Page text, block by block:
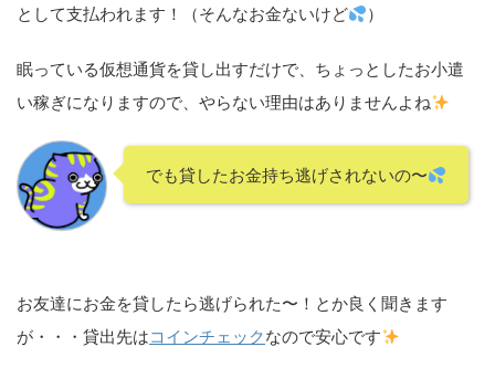
として支払われます！（そんなお金ないけど
）
眠っている仮想通貨を貸し出すだけで、ちょっとしたお小遣
い稼ぎになりますので、やらない理由はありませんよね
でも貸したお金持ち逃げされないの〜
お友達にお金を貸したら逃げられた〜！とか良く聞きます
が・・・貸出先はコインチェックなので安心です